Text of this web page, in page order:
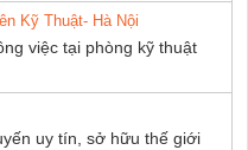
Kỹ Thuật- Hà Nội
việc tại phòng kỹ thuật
uy tín, sở hữu thế giới